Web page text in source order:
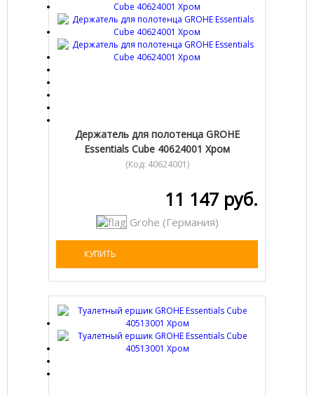
Держатель для полотенца GROHE
Essentials Cube 40624001 Хром
(Код: 40624001)
11 147 руб.
Grohe (Германия)
КУПИТЬ